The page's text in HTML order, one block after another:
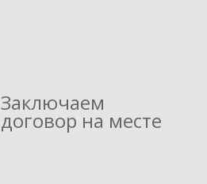
Заключаем
договор на месте